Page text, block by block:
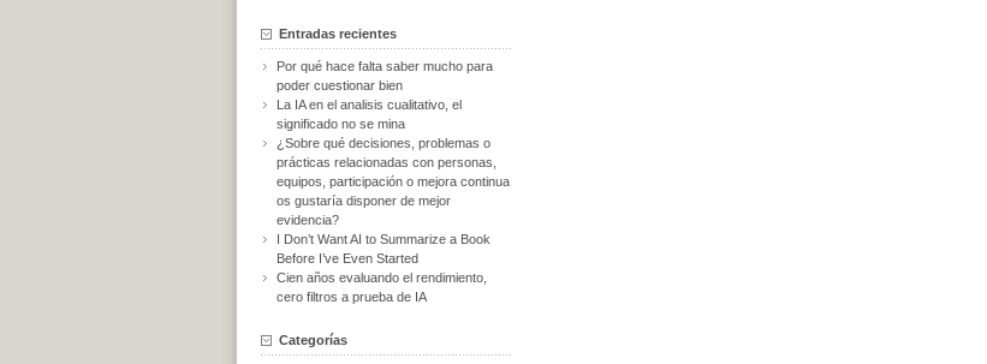
Entradas recientes
Por qué hace falta saber mucho para
poder cuestionar bien
La IA en el analisis cualitativo, el
significado no se mina
¿Sobre qué decisiones, problemas o
prácticas relacionadas con personas,
equipos, participación o mejora continua
os gustaría disponer de mejor
evidencia?
I Don’t Want AI to Summarize a Book
Before I’ve Even Started
Cien años evaluando el rendimiento,
cero filtros a prueba de IA
Categorías